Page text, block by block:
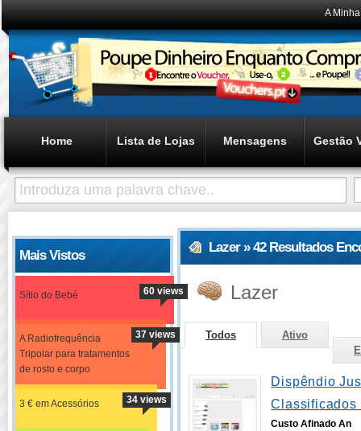
A
Home Lista de Lojas Mensagens Gestão
Mais Vistos
Sítio do Bebé 60 views
A Radiofrequência
Tripolar para tratamentos
de rosto e corpo
37 views
3 € em Acessórios 34 views
Lazer » 42 Resultados
Lazer
Todos
Ativo
Dispêndio
Classificados
Custo Afinado An